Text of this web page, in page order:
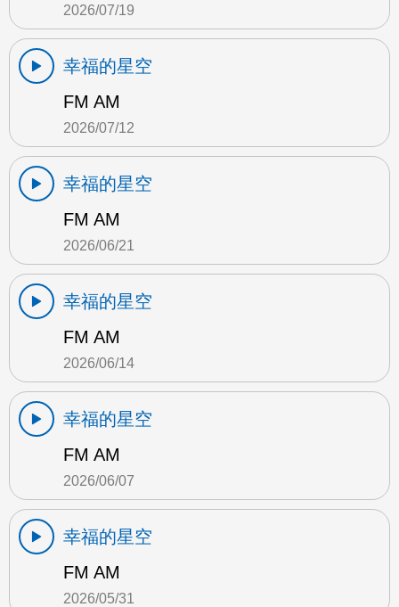
2026/07/19
幸福的星空
FM AM
2026/07/12
幸福的星空
FM AM
2026/06/21
幸福的星空
FM AM
2026/06/14
幸福的星空
FM AM
2026/06/07
幸福的星空
FM AM
2026/05/31